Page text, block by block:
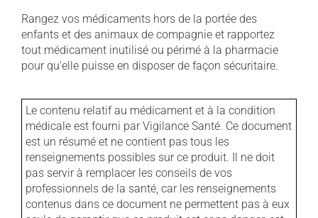
Rangez vos médicaments hors de la portée des
enfants et des animaux de compagnie et rapportez
tout médicament inutilisé ou périmé à la pharmacie
pour qu'elle puisse en disposer de façon sécuritaire.
Le contenu relatif au médicament et à la condition
médicale est fourni par Vigilance Santé. Ce document
est un résumé et ne contient pas tous les
renseignements possibles sur ce produit. Il ne doit
pas servir à remplacer les conseils de vos
professionnels de la santé, car les renseignements
contenus dans ce document ne permettent pas à eux